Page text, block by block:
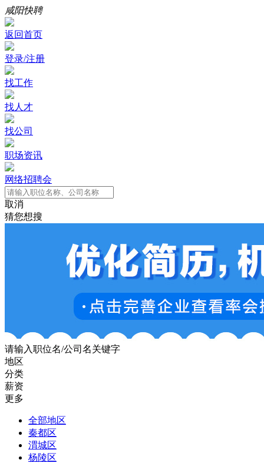
咸阳快聘
返回首页
登录/注册
找工作
找人才
找公司
职场资讯
网络招聘会
取消
猜您想搜
请输入职位名/公司名关键字
地区
分类
薪资
更多
全部地区
秦都区
渭城区
杨陵区